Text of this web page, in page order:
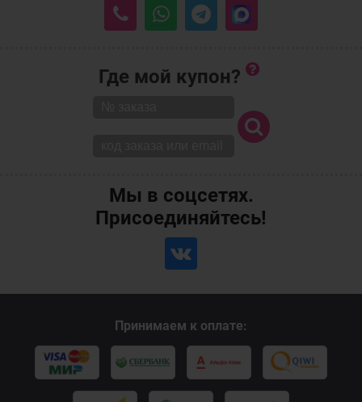
Где мой купон?
Мы в соцсетях.
Присоединяйтесь!
Принимаем к оплате: